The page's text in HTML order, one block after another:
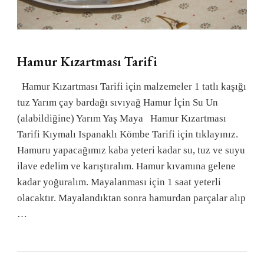
Hamur Kızartması Tarifi
Hamur Kızartması Tarifi için malzemeler 1 tatlı kaşığı
tuz Yarım çay bardağı sıvıyağ Hamur İçin Su Un
(alabildiğine) Yarım Yaş Maya Hamur Kızartması
Tarifi Kıymalı Ispanaklı Kömbe Tarifi için tıklayınız.
Hamuru yapacağımız kaba yeteri kadar su, tuz ve suyu
ilave edelim ve karıştıralım. Hamur kıvamına gelene
kadar yoğuralım. Mayalanması için 1 saat yeterli
olacaktır. Mayalandıktan sonra hamurdan parçalar alıp
…